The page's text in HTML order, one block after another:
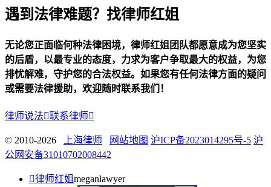
遇到法律难题？找律师红姐
无论您正面临何种法律困境，律师红姐团队都愿意成为您坚实
的后盾，以最专业的态度，力求为客户争取最大的权益，为您
排忧解难，守护您的合法权益。如果您有任何法律方面的疑问
或需要法律援助，欢迎随时联系我们！
律师说法联系律师
© 2010-2026 上海律师 网站地图 沪ICP备2023014295号-5 沪
公网安备31010702008442
律师红姐meganlawyer